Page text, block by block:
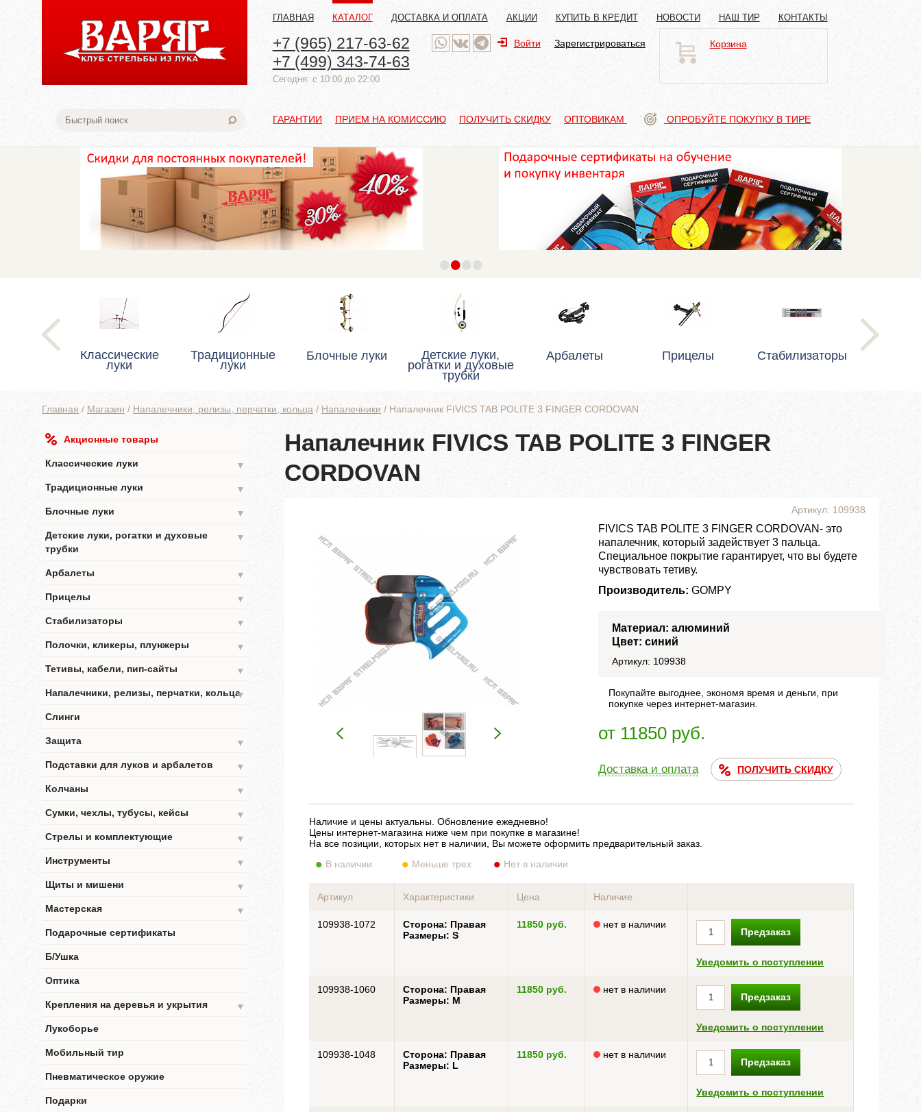
ГЛАВНАЯ КАТАЛОГ ДОСТАВКА И ОПЛАТА АКЦИИ КУПИТЬ В КРЕДИТ НОВОСТИ НАШ ТИР КОНТАКТЫ
+7 (965) 217-63-62
+7 (499) 343-74-63
Cегодня: с 10:00 до 22:00
Войти Зарегистрироваться Корзина
ГАРАНТИИ ПРИЕМ НА КОМИССИЮ ПОЛУЧИТЬ СКИДКУ ОПТОВИКАМ ОПРОБУЙТЕ ПОКУПКУ В ТИРЕ
••••
Классические
луки
Традиционные
луки
Блочные луки Детские луки,
рогатки и духовые
трубки
Арбалеты Прицелы Стабилизаторы
Главная / Магазин / Напалечники, релизы, перчатки, кольца / Напалечники / Напалечник FIVICS TAB POLITE 3 FINGER CORDOVAN
Акционные товары
Классические луки
▼
Традиционные луки
▼
Блочные луки
▼
Детские луки, рогатки и духовые
трубки
▼
Арбалеты
▼
Прицелы
▼
Стабилизаторы
▼
Полочки, кликеры, плунжеры
▼
Тетивы, кабели, пип-сайты
▼
Напалечники, релизы, перчатки, кольца▼
Слинги
Защита
▼
Подставки для луков и арбалетов
▼
Колчаны
▼
Сумки, чехлы, тубусы, кейсы
▼
Стрелы и комплектующие
▼
Инструменты
▼
Щиты и мишени
▼
Мастерская
▼
Подарочные сертификаты
Б/Ушка
Оптика
Крепления на деревья и укрытия
▼
Лукоборье
Мобильный тир
Пневматическое оружие
Подарки
Напалечник FIVICS TAB POLITE 3 FINGER
CORDOVAN
Артикул: 109938
FIVICS TAB POLITE 3 FINGER CORDOVAN- это
напалечник, который задействует 3 пальца.
Специальное покрытие гарантирует, что вы будете
чувствовать тетиву.
Производитель: GOMPY
Материал: алюминий
Цвет: синий
Артикул: 109938
Покупайте выгоднее, экономя время и деньги, при
покупке через интернет-магазин.
от 11850 руб.
Доставка и оплата ПОЛУЧИТЬ СКИДКУ
Наличие и цены актуальны. Обновление ежедневно!
Цены интернет-магазина ниже чем при покупке в магазине!
На все позиции, которых нет в наличии, Вы можете оформить предварительный заказ.
В наличии
Меньше трех Нет в наличии
Артикул Характеристики Цена Наличие
109938-1072
Сторона: Правая
Размеры: S
11850 руб. нет в наличии
Предзаказ
Уведомить о поступлении
109938-1060
Сторона: Правая
Размеры: M
11850 руб. нет в наличии
Предзаказ
Уведомить о поступлении
109938-1048
Сторона: Правая
Размеры: L
11850 руб. нет в наличии
Предзаказ
Уведомить о поступлении